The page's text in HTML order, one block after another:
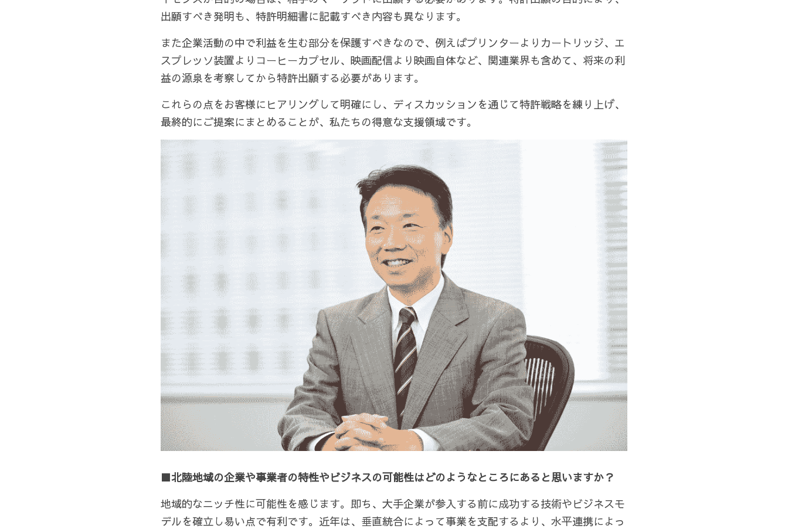
出願すべき発明も、特許明細書に記載すべき内容も異なります。
また企業活動の中で利益を生む部分を保護すべきなので、例えばプリンターよりカートリッジ、エ
スプレッソ装置よりコーヒーカプセル、映画配信より映画自体など、関連業界も含めて、将来の利
益の源泉を考察してから特許出願する必要があります。
これらの点をお客様にヒアリングして明確にし、ディスカッションを通じて特許戦略を練り上げ、
最終的にご提案にまとめることが、私たちの得意な支援領域です。
■北陸地域の企業や事業者の特性やビジネスの可能性はどのようなところにあると思いますか？
地域的なニッチ性に可能性を感じます。即ち、大手企業が参入する前に成功する技術やビジネスモ
デルを確立し易い点で有利です。近年は、垂直統合によって事業を支配するより、水平連携によっ